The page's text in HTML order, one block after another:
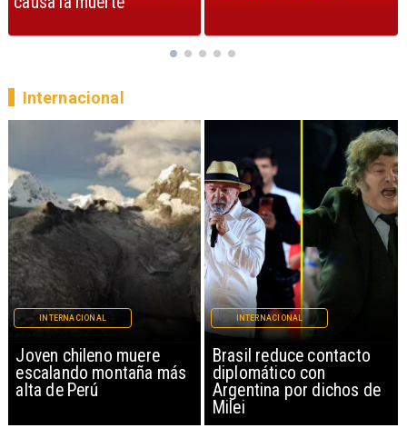
Brasil reduce contacto
diplomático con
Argentina por dichos de
INTERNACIONAL
China restringe
exportación de drones a
EEUU y sanciona
empresas
INTERNACIONAL
Internacional